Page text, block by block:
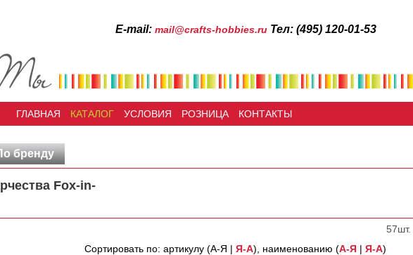
Е-mail: mail@crafts-hobbies.ruТел: (495) 120-01-53
ГЛАВНАЯ КАТАЛОГ УСЛОВИЯ РОЗНИЦА КОНТАКТЫ
бренду
Fox-in-
57шт.
Сортировать по: артикулу (А-Я | Я-А), наименованию (А-Я| Я-А)